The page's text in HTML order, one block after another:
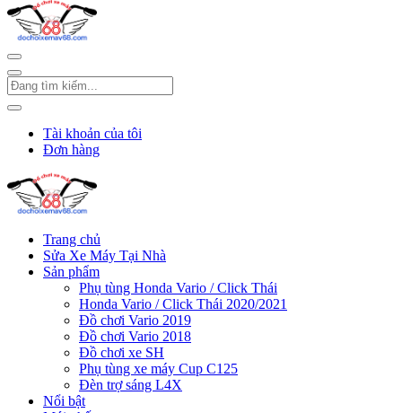
Tài khoản của tôi
Đơn hàng
Trang chủ
Sửa Xe Máy Tại Nhà
Sản phẩm
Phụ tùng Honda Vario / Click Thái
Honda Vario / Click Thái 2020/2021
Đồ chơi Vario 2019
Đồ chơi Vario 2018
Đồ chơi xe SH
Phụ tùng xe máy Cup C125
Đèn trợ sáng L4X
Nổi bật